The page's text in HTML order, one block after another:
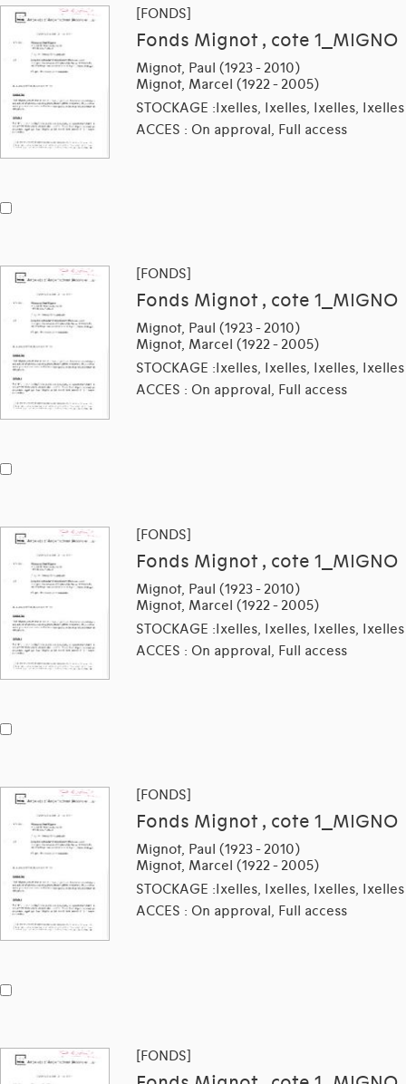
[FONDS]
Fonds Mignot , cote 1_MIGNO
Mignot, Paul (1923 - 2010)
Mignot, Marcel (1922 - 2005)
STOCKAGE :Ixelles, Ixelles, Ixelles, Ixelles
ACCES : On approval, Full access
[FONDS]
Fonds Mignot , cote 1_MIGNO
Mignot, Paul (1923 - 2010)
Mignot, Marcel (1922 - 2005)
STOCKAGE :Ixelles, Ixelles, Ixelles, Ixelles
ACCES : On approval, Full access
[FONDS]
Fonds Mignot , cote 1_MIGNO
Mignot, Paul (1923 - 2010)
Mignot, Marcel (1922 - 2005)
STOCKAGE :Ixelles, Ixelles, Ixelles, Ixelles
ACCES : On approval, Full access
[FONDS]
Fonds Mignot , cote 1_MIGNO
Mignot, Paul (1923 - 2010)
Mignot, Marcel (1922 - 2005)
STOCKAGE :Ixelles, Ixelles, Ixelles, Ixelles
ACCES : On approval, Full access
[FONDS]